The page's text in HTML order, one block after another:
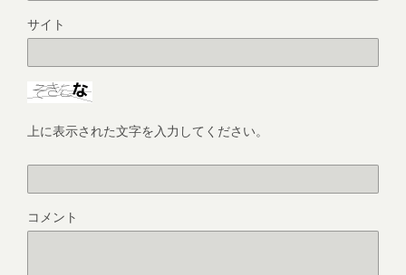
サイト
上に表示された文字を入力してください。
コメント